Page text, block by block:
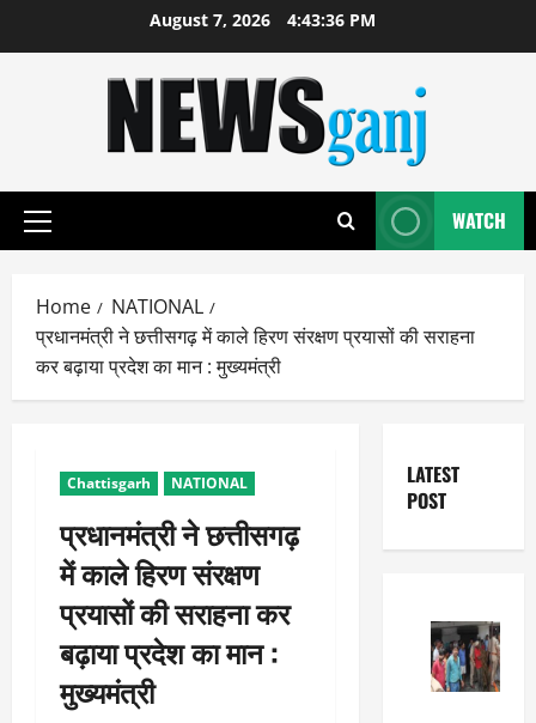
August 7, 2026 4:43:37 PM
Primary
WATCH
Home
NATIONAL
प्रधानमंत्री ने छत्तीसगढ़ में काले हिरण संरक्षण प्रयासों की सराहना
कर बढ़ाया प्रदेश का मान : मुख्यमंत्री
Chattisgarh NATIONAL
प्रधानमंत्री ने छत्तीसगढ़
में काले हिरण संरक्षण
प्रयासों की सराहना कर
बढ़ाया प्रदेश का मान :
मुख्यमंत्री
LATEST
POST